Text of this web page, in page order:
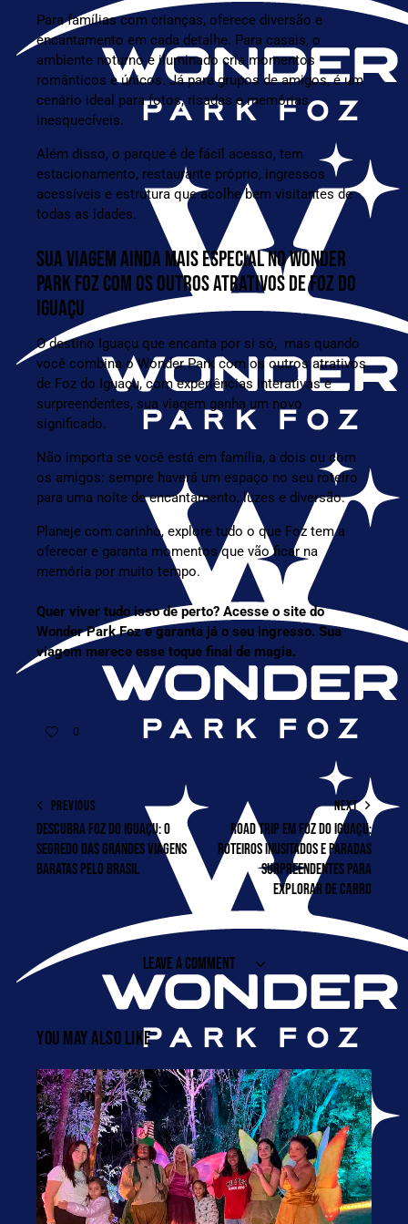
Para famílias com crianças, oferece diversão e
encantamento em cada detalhe. Para casais, o
ambiente noturno e iluminado cria momentos
românticos e únicos. Já para grupos de amigos, é um
cenário ideal para fotos, risadas e memórias
inesquecíveis.
Além disso, o parque é de fácil acesso, tem
estacionamento, restaurante próprio, ingressos
acessíveis e estrutura que acolhe bem visitantes de
todas as idades.
SUA VIAGEM AINDA MAIS ESPECIAL NO WONDER
PARK FOZ COM OS OUTROS ATRATIVOS DE FOZ DO
IGUAÇU
O destino Iguaçu que encanta por si só, mas quando
você combina o Wonder Park com os outros atrativos
de Foz do Iguaçu, com experiências interativas e
surpreendentes, sua viagem ganha um novo
significado.
Não importa se você está em família, a dois ou com
os amigos: sempre haverá um espaço no seu roteiro
para uma noite de encantamento, luzes e diversão.
Planeje com carinho, explore tudo o que Foz tem a
oferecer e garanta momentos que vão ficar na
memória por muito tempo.
Quer viver tudo isso de perto? Acesse o site do
Wonder Park Foz e garanta já o seu ingresso. Sua
viagem merece esse toque final de magia.
0
PREVIOUS
DESCUBRA FOZ DO IGUAÇU: O
SEGREDO DAS GRANDES VIAGENS
BARATAS PELO BRASIL
NEXT
ROAD TRIP EM FOZ DO IGUAÇU:
ROTEIROS INUSITADOS E PARADAS
SURPREENDENTES PARA
EXPLORAR DE CARRO
LEAVE A COMMENT
YOU MAY ALSO LIKE